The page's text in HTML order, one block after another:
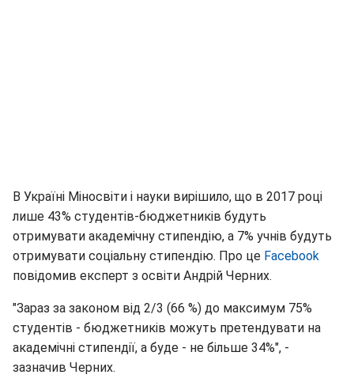
В Україні Міносвіти і науки вирішило, що в 2017 році
лише 43% студентів-бюджетників будуть
отримувати академічну стипендію, а 7% учнів будуть
отримувати соціальну стипендію. Про це Facebook
повідомив експерт з освіти Андрій Черних.
"Зараз за законом від 2/3 (66 %) до максимум 75%
студентів - бюджетників можуть претендувати на
академічні стипендії, а буде - не більше 34%", -
зазначив Черних.